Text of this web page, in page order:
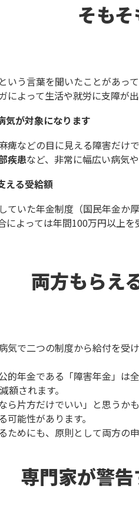
そも
いう言葉を聞いたことがあ
によって生活や就労に支障が
気が対象になります
痺などの目に見える障害だけで
疾患など、非常に幅広い病気
える受給額
ていた年金制度（国民年金か
によっては年間100万円以上
両方もらえ
気で二つの制度から給付を受
的年金である「障害年金」は
額されます。
ら片方だけでいい」と思う
可能性があります。
ためにも、原則として両方の
専門家が警告